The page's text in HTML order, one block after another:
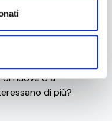
ribelli
che uccidono
nuove o a
di più?